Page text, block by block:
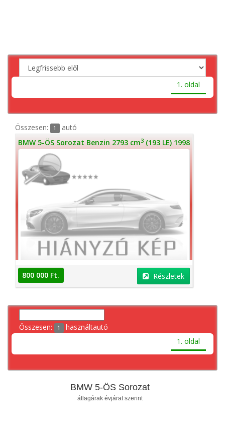
1. oldal
Összesen: 1
autó
BMW 5-ÖS Sorozat Benzin 2793 cm3 (193 LE) 1998
800 000 Ft. Részletek
Összesen: 1
használtautó
1. oldal
BMW 5-ÖS Sorozat
átlagárak évjárat szerint